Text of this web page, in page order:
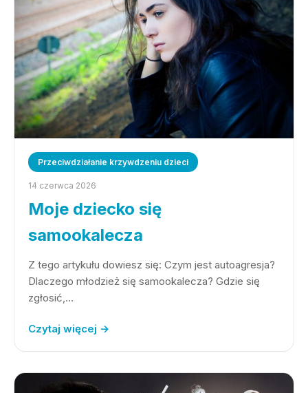
Przeciwdziałanie krzywdzeniu dzieci
14 czerwca 2026
Moje dziecko się
samookalecza
Z tego artykułu dowiesz się: Czym jest autoagresja?
Dlaczego młodzież się samookalecza? Gdzie się
zgłosić,…
Czytaj więcej →